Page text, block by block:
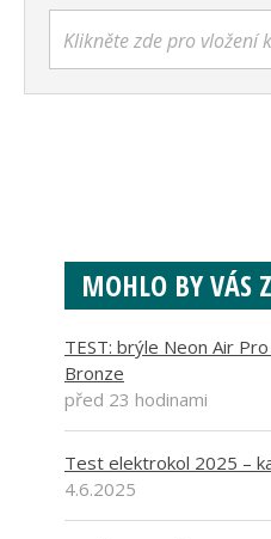
Klikněte zde pro vložení
MOHLO BY VÁS
TEST: brýle Neon Air
Bronze
před 23 hodinami
Test elektrokol 2025 –
4.6.2025